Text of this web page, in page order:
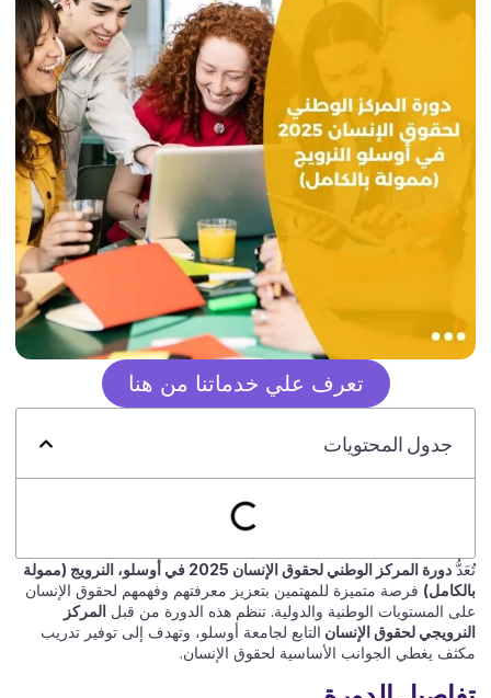
تعرف علي خدماتنا من هنا
جدول المحتويات
تُعَدُّ
دورة المركز الوطني لحقوق الإنسان 2025 في أوسلو، النرويج (ممولة
بالكامل) فرصة متميزة للمهتمين بتعزيز معرفتهم وفهمهم لحقوق الإنسان
على المستويات الوطنية والدولية. تنظم هذه الدورة من قبل المركز
النرويجي لحقوق الإنسان التابع لجامعة أوسلو، وتهدف إلى توفير تدريب
مكثف يغطي الجوانب الأساسية لحقوق الإنسان.​